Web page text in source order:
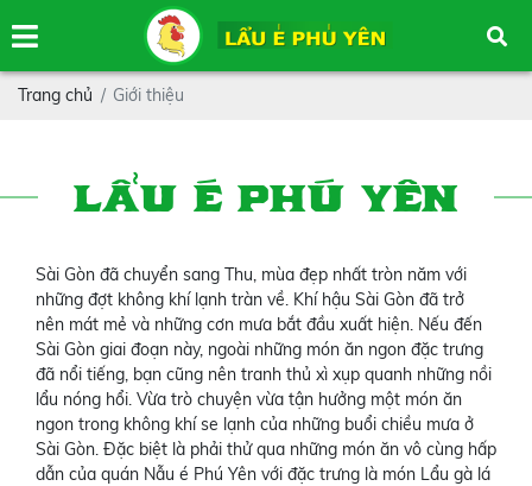
Trang chủ Giới thiệu
LẨU É PHÚ YÊN
Sài Gòn đã chuyển sang Thu, mùa đẹp nhất tròn năm với
những đợt không khí lạnh tràn về. Khí hậu Sài Gòn đã trở
nên mát mẻ và những cơn mưa bắt đầu xuất hiện. Nếu đến
Sài Gòn giai đoạn này, ngoài những món ăn ngon đặc trưng
đã nổi tiếng, bạn cũng nên tranh thủ xì xụp quanh những nồi
lẩu nóng hổi. Vừa trò chuyện vừa tận hưởng một món ăn
ngon trong không khí se lạnh của những buổi chiều mưa ở
Sài Gòn. Đặc biệt là phải thử qua những món ăn vô cùng hấp
dẫn của quán Nẫu é Phú Yên với đặc trưng là món Lẩu gà lá